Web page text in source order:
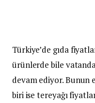
Türkiye’de gıda
ürünlerde bile
devam ediyor. Bunun
biri ise tereyağı